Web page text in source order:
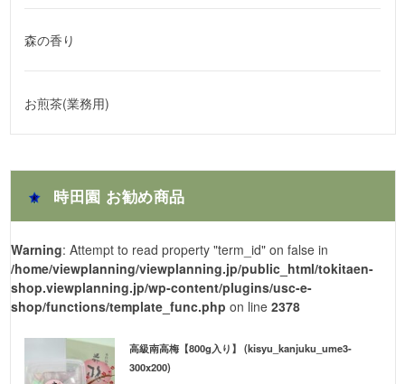
森の香り
お煎茶(業務用)
時田園 お勧め商品
Warning: Attempt to read property "term_id" on false in
/home/viewplanning/viewplanning.jp/public_html/tokitaen-
shop.viewplanning.jp/wp-content/plugins/usc-e-
shop/functions/template_func.php on line 2378
高級南高梅【800g入り】 (kisyu_kanjuku_ume3-
300x200)